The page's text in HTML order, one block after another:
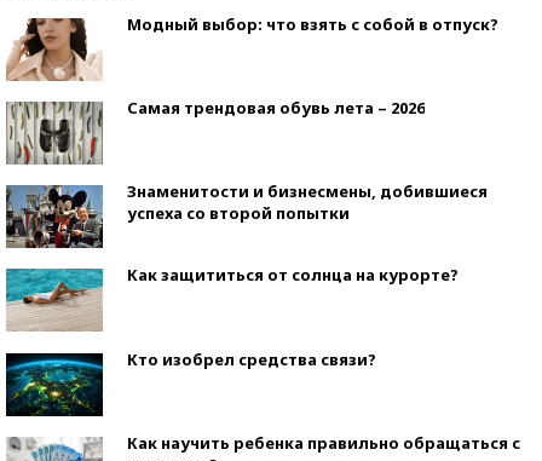
Модный выбор: что взять с собой в отпуск?
Самая трендовая обувь лета – 2026
Знаменитости и бизнесмены, добившиеся
успеха со второй попытки
Как защититься от солнца на курорте?
Кто изобрел средства связи?
Как научить ребенка правильно обращаться с